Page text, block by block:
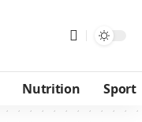
Nutrition Sport